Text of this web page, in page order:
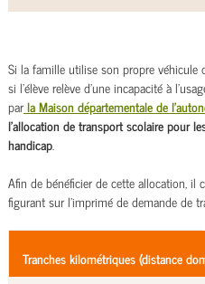
Si la famille utilise son propre véhicule
si l’élève relève d’une incapacité à
parla Maison départementale de
l’allocation de transport scolaire pour
handicap.
Afin de bénéficier de cette allocation, il
figurant sur l’imprimé de demande de
Tranches kilométriques (distance